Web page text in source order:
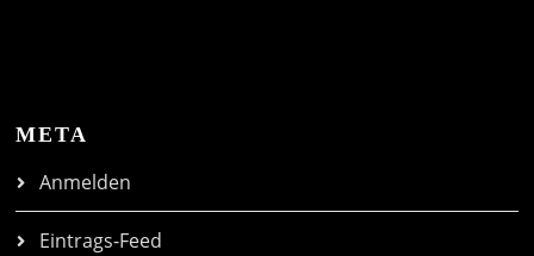
META
Anmelden
Eintrags-Feed